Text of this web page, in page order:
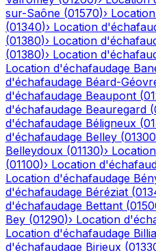
sur-Saône (01570)›
(01340)› Location
(01380)› Location
(01380)› Location
Location d'échafaudage
d'échafaudage Béard-
d'échafaudage Beaupont (
d'échafaudage Beauregard (
d'échafaudage Béligneux (
d'échafaudage Belley (01300
Belleydoux (01130)›
(01100)› Location
Location d'échafaudage
d'échafaudage Béréziat (
d'échafaudage Bettant (
Bey (01290)› Location
Location d'échafaudage
d'échafaudage Birieux (